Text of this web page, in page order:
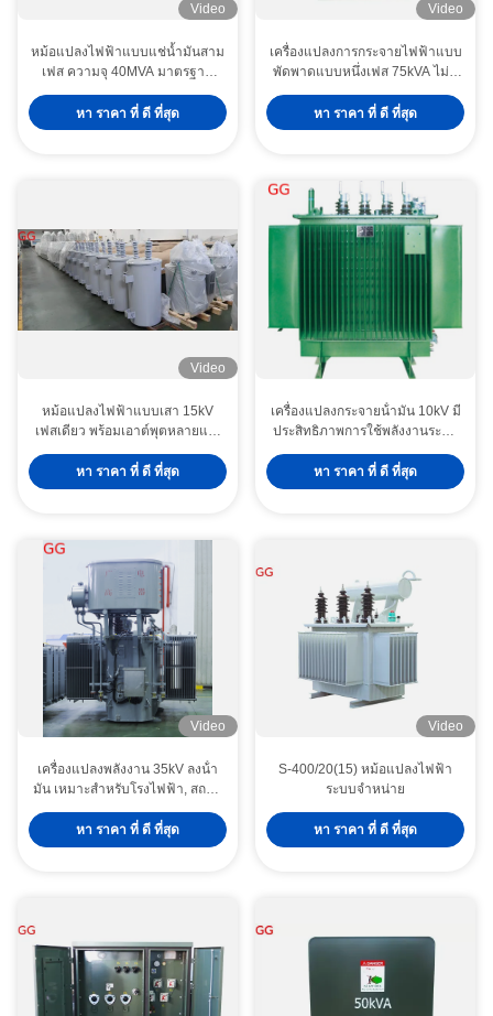
Video
หม้อแปลงไฟฟ้าแบบแช่น้ำมันสาม
เฟส ความจุ 40MVA มาตรฐาน
IEC 330kV สำหรับระบบไฟฟ้า
กำลังสูง
หา ราคา ที่ ดี ที่สุด
Video
เครื่องแปลงการกระจายไฟฟ้าแบบ
พัดพาดแบบหนึ่งเฟส 75kVA ไม่มี
สาร PCB สําหรับการกระจาย
ไฟฟ้าในเมือง
หา ราคา ที่ ดี ที่สุด
Video
หม้อแปลงไฟฟ้าแบบเสา 15kV
เฟสเดียว พร้อมเอาต์พุตหลายแรง
แบบ ONAN สำหรับการจำหน่าย
ไฟฟ้า
หา ราคา ที่ ดี ที่สุด
เครื่องแปลงกระจายน้ํามัน 10kV มี
ประสิทธิภาพการใช้พลังงานระดับ
Cooling
หา ราคา ที่ ดี ที่สุด
Video
เครื่องแปลงพลังงาน 35kV ลงน้ํา
มัน เหมาะสําหรับโรงไฟฟ้า, สถาน
หา ราคา ที่ ดี ที่สุด
Video
S-400/20(15) หม้อแปลงไฟฟ้า
ระบบจำหน่าย
หา ราคา ที่ ดี ที่สุด